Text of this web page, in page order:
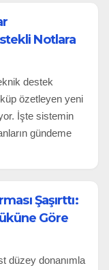
Notlara
destek
özetleyen yeni
İşte sistemin
gündeme
Şaşırttı:
Göre
düzey donanımla